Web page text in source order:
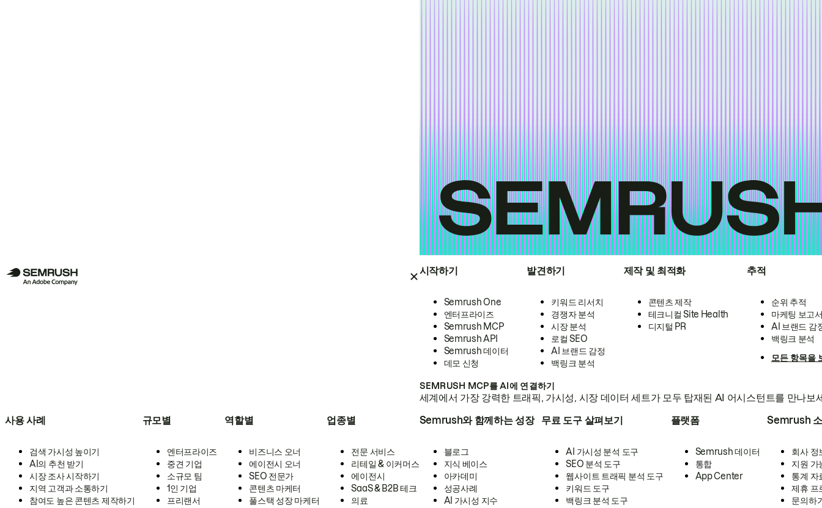
시작하기
Semrush One
엔터프라이즈
Semrush MCP
Semrush API
Semrush 데이터
데모 신청
발견하기
키워드 리서치
경쟁자 분석
시장 분석
로컬 SEO
AI 브랜드 감정
백링크 분석
제작 및 최적화
콘텐츠 제작
테크니컬 Site Health
디지털 PR
추적
순위 추적
마케팅 보고
AI 브랜드 감
백링크 분석
모든 항목을
SEMRUSH MCP를 AI에 연결하기
세계에서 가장 강력한 트래픽, 가시성, 시장 데이터 세트가 모두 탑재된 AI 어시스턴트를 만나보
사용 사례
검색 가시성 높이기
AI의 추천 받기
시장 조사 시작하기
지역 고객과 소통하기
참여도 높은 콘텐츠 제작하기
규모별
엔터프라이즈
중견 기업
소규모 팀
1인 기업
프리랜서
역할별
비즈니스 오너
에이전시 오너
SEO 전문가
콘텐츠 마케터
풀스택 성장 마케터
업종별
전문 서비스
리테일 & 이커머스
에이전시
SaaS & B2B 테크
의료
Semrush와 함께하는 성장
블로그
지식 베이스
아카데미
성공사례
AI 가시성 지수
무료 도구 살펴보기
AI 가시성 분석 도구
SEO 분석 도구
웹사이트 트래픽 분석 도구
키워드 도구
백링크 분석 도구
플랫폼
Semrush 데이터
통합
App Center
Semrush
회사 정
지원 가
통계 자
제휴 프
문의하